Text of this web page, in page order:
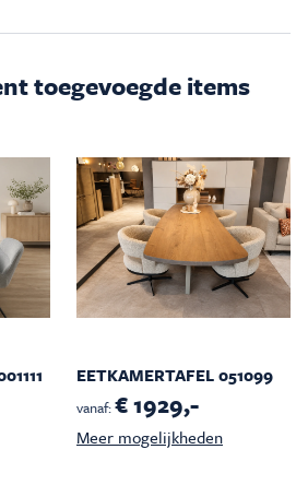
toegevoegde items
EETKAMERTAFEL 051099
vanaf:€ 1929,-
Meer mogelijkheden